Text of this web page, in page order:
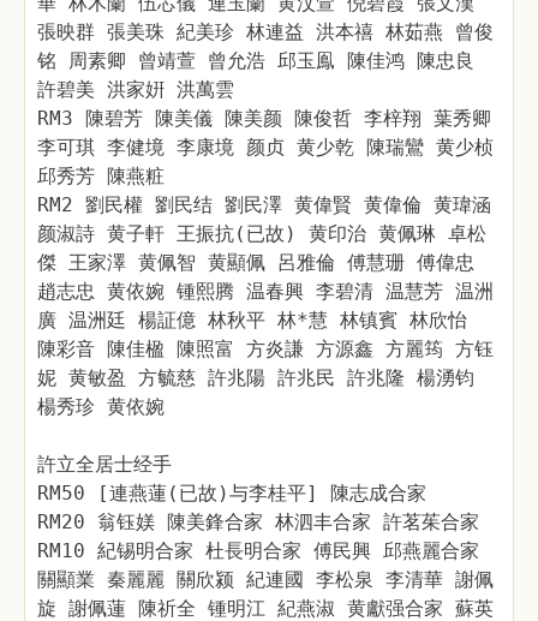
張映群 張美珠 紀美珍 林連益 洪本禧 林茹燕 曾俊
铭 周素卿 曾靖萱 曾允浩 邱玉鳯 陳佳鸿 陳忠良
許碧美 洪家姸 洪萬雲
RM3 陳碧芳 陳美儀 陳美颜 陳俊哲 李梓翔 葉秀卿
李可琪 李健境 李康境 颜贞 黄少乾 陳瑞鸞 黄少桢
邱秀芳 陳燕粧
RM2 劉民權 劉民结 劉民澤 黄偉賢 黄偉倫 黄瑋涵
颜淑詩 黄子軒 王振抗(已故) 黄印治 黄佩琳 卓松
傑 王家澤 黄佩智 黄顯佩 呂雅倫 傅慧珊 傅偉忠
趙志忠 黄依婉 锺熙腾 温春興 李碧清 温慧芳 温洲
廣 温洲廷 楊証億 林秋平 林*慧 林镇賓 林欣怡
陳彩音 陳佳楹 陳照富 方炎謙 方源鑫 方麗筠 方钰
妮 黄敏盈 方毓慈 許兆陽 許兆民 許兆隆 楊湧钧
楊秀珍 黄依婉
許立全居士经手
RM50 [連燕蓮(已故)与李桂平] 陳志成合家
RM20 翁钰媄 陳美鋒合家 林泗丰合家 許茗茱合家
RM10 紀锡明合家 杜長明合家 傅民興 邱燕麗合家
關顯業 秦麗麗 關欣颍 紀連國 李松泉 李清華 謝佩
旋 謝佩蓮 陳祈全 锺明江 紀燕淑 黄獻强合家 蘇英